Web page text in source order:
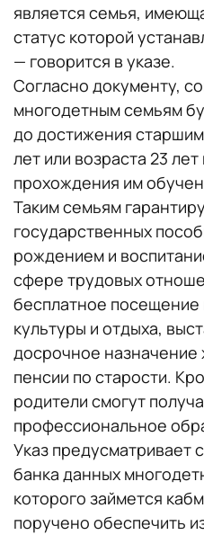
является семья,
статус которой
— говорится в указе.
Согласно документу,
многодетным семьям
до достижения
лет или возраста 23
прохождения им
Таким семьям
государственных
рождением и
сфере трудовых
бесплатное посещение
культуры и отдыха,
досрочное
пенсии по старости.
родители смогут
профессиональное
Указ предусматривает
банка данных
которого займется
поручено обеспечить